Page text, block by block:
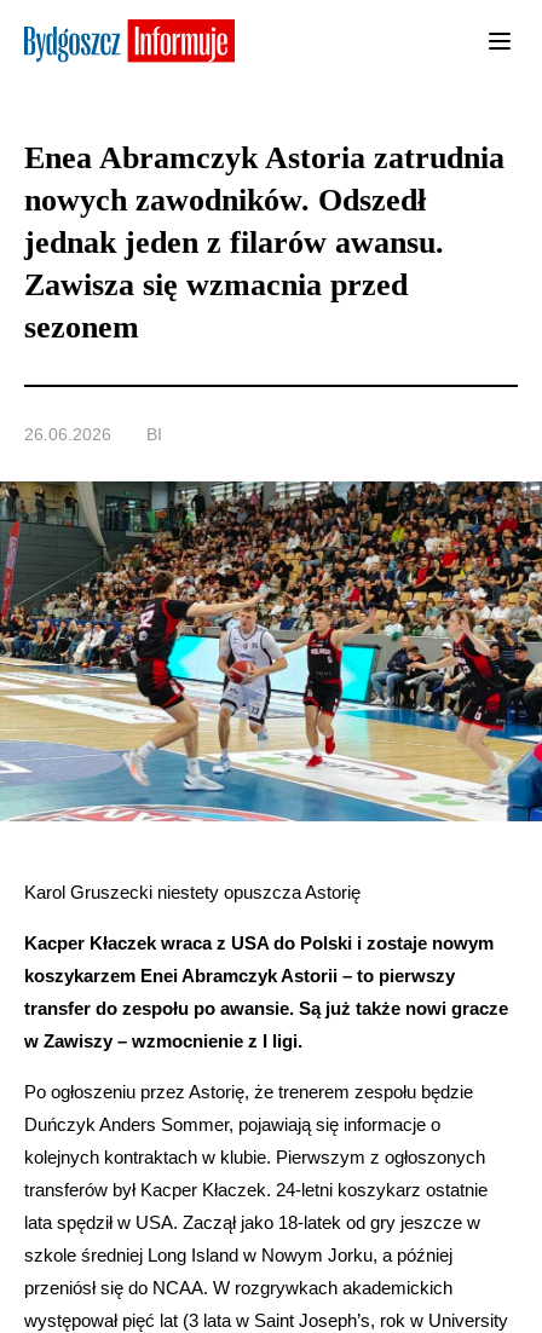
Enea Abramczyk Astoria zatrudnia
nowych zawodników. Odszedł
jednak jeden z filarów awansu.
Zawisza się wzmacnia przed
sezonem
26.06.2026 BI
Karol Gruszecki niestety opuszcza Astorię
Kacper Kłaczek wraca z USA do Polski i zostaje nowym
koszykarzem Enei Abramczyk Astorii – to pierwszy
transfer do zespołu po awansie. Są już także nowi gracze
w Zawiszy – wzmocnienie z I ligi.
Po ogłoszeniu przez Astorię, że trenerem zespołu będzie
Duńczyk Anders Sommer, pojawiają się informacje o
kolejnych kontraktach w klubie. Pierwszym z ogłoszonych
transferów był Kacper Kłaczek. 24-letni koszykarz ostatnie
lata spędził w USA. Zaczął jako 18-latek od gry jeszcze w
szkole średniej Long Island w Nowym Jorku, a później
przeniósł się do NCAA. W rozgrywkach akademickich
występował pięć lat (3 lata w Saint Joseph’s, rok w University